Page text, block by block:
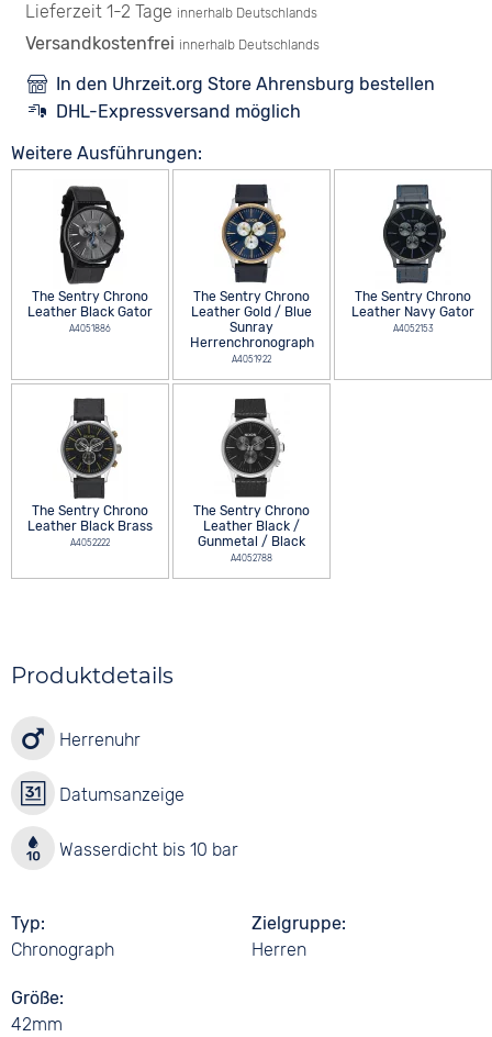
Lieferzeit 1-2 Tage innerhalb Deutschlands
Versandkostenfrei innerhalb Deutschlands
In den Uhrzeit.org Store Ahrensburg bestellen
DHL-Expressversand möglich
Weitere Ausführungen:
The Sentry Chrono
Leather Black Gator
A4051886
The Sentry Chrono
Leather Gold / Blue
Sunray
Herrenchronograph
A4051922
The Sentry Chrono
Leather Navy Gator
A4052153
The Sentry Chrono
Leather Black Brass
A4052222
The Sentry Chrono
Leather Black /
Gunmetal / Black
A4052788
Produktdetails
Herrenuhr
Datumsanzeige
Wasserdicht bis 10 bar
Typ
Chronograph
Zielgruppe
Herren
Größe
42mm